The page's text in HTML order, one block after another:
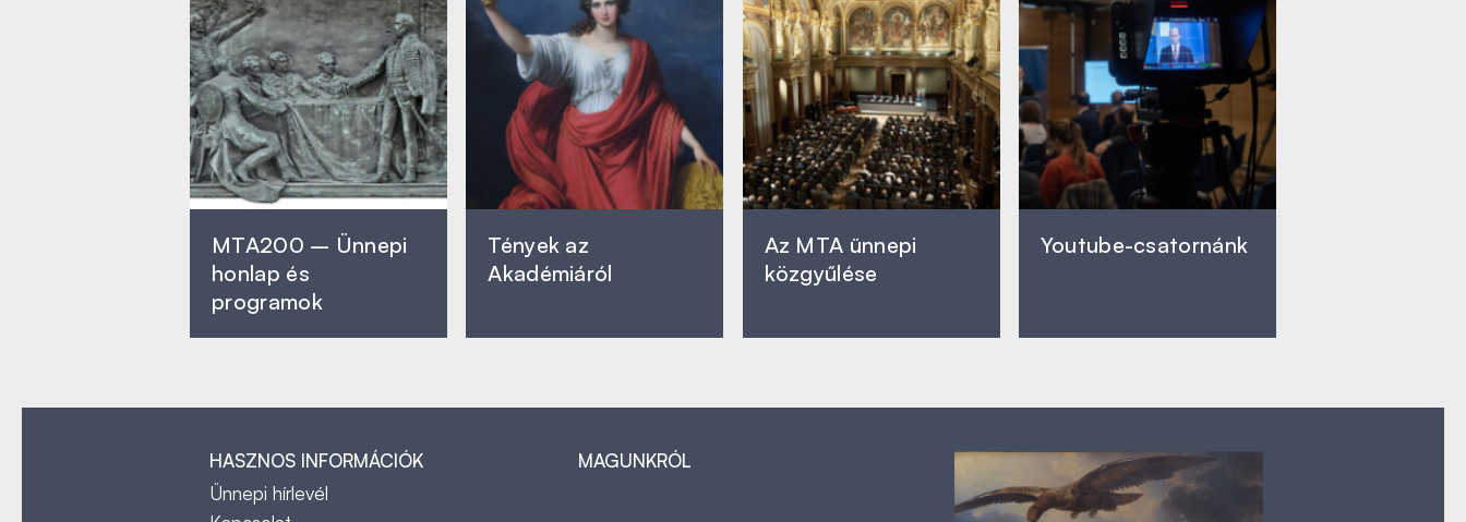
MTA200 – Ünnepi
honlap és
programok
Tények az
Akadémiáról
Az MTA ünnepi
közgyűlése
Youtube-csatornánk
HASZNOS INFORMÁCIÓK
Ünnepi hírlevél
MAGUNKRÓL